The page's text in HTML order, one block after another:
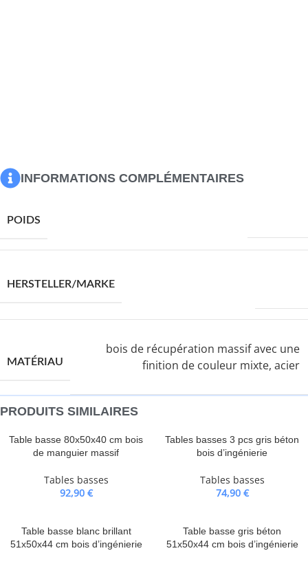
INFORMATIONS COMPLÉMENTAIRES
POIDS
HERSTELLER/MARKE
MATÉRIAU
bois de récupération massif avec une
finition de couleur mixte, acier
PRODUITS SIMILAIRES
Table basse 80x50x40 cm bois
de manguier massif
Tables basses
92,90 €
Tables basses 3 pcs gris béton
bois d’ingénierie
Tables basses
74,90 €
Table basse blanc brillant
51x50x44 cm bois d’ingénierie
Table basse gris béton
51x50x44 cm bois d’ingénierie